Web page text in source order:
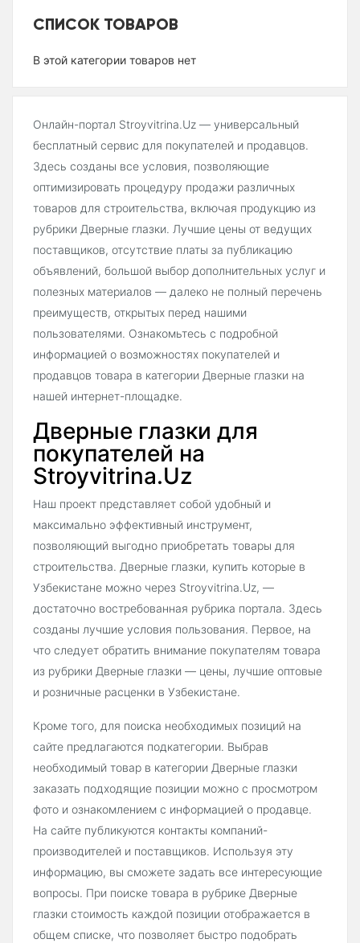
СПИСОК ТОВАРОВ
В этой категории товаров нет
Онлайн-портал Stroyvitrina.Uz — универсальный
бесплатный сервис для покупателей и продавцов.
Здесь созданы все условия, позволяющие
оптимизировать процедуру продажи различных
товаров для строительства, включая продукцию из
рубрики Дверные глазки. Лучшие цены от ведущих
поставщиков, отсутствие платы за публикацию
объявлений, большой выбор дополнительных услуг и
полезных материалов — далеко не полный перечень
преимуществ, открытых перед нашими
пользователями. Ознакомьтесь с подробной
информацией о возможностях покупателей и
продавцов товара в категории Дверные глазки на
нашей интернет-площадке.
Дверные глазки для
покупателей на
Stroyvitrina.Uz
Наш проект представляет собой удобный и
максимально эффективный инструмент,
позволяющий выгодно приобретать товары для
строительства. Дверные глазки, купить которые в
Узбекистане можно через Stroyvitrina.Uz, —
достаточно востребованная рубрика портала. Здесь
созданы лучшие условия пользования. Первое, на
что следует обратить внимание покупателям товара
из рубрики Дверные глазки — цены, лучшие оптовые
и розничные расценки в Узбекистане.
Кроме того, для поиска необходимых позиций на
сайте предлагаются подкатегории. Выбрав
необходимый товар в категории Дверные глазки
заказать подходящие позиции можно с просмотром
фото и ознакомлением с информацией о продавце.
На сайте публикуются контакты компаний-
производителей и поставщиков. Используя эту
информацию, вы сможете задать все интересующие
вопросы. При поиске товара в рубрике Дверные
глазки стоимость каждой позиции отображается в
общем списке, что позволяет быстро подобрать